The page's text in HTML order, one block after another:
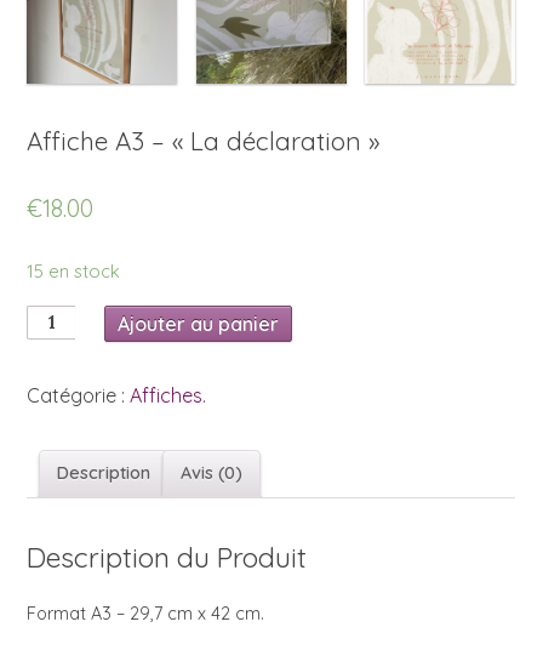
Affiche A3 – « La déclaration »
€18.00
15 en stock
Ajouter au panier
Catégorie :Affiches.
Description Avis (0)
Description du Produit
Format A3 – 29,7 cm x 42 cm.